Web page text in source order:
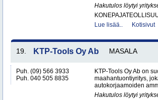
Hakutulos löytyi
Lue lisää..
Kotisivut
19. KTP-Tools Oy Ab MASALA
Puh. (09) 566 3933
Puh. 040 505 8835
KTP-Tools Oy Ab on
maahantuontiyritys,
autokorjaamoiden
Hakutulos löytyi